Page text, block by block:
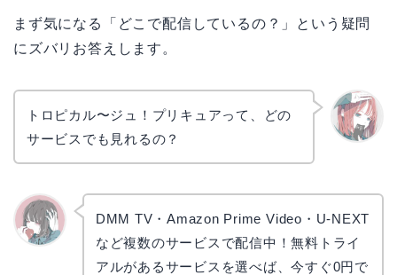
まず気になる「どこで配信しているの？」という疑問
にズバリお答えします。
トロピカル〜ジュ！プリキュアって、どの
サービスでも見れるの？
DMM TV・Amazon Prime Video・U-NEXT
など複数のサービスで配信中！無料トライ
アルがあるサービスを選べば、今すぐ0円で